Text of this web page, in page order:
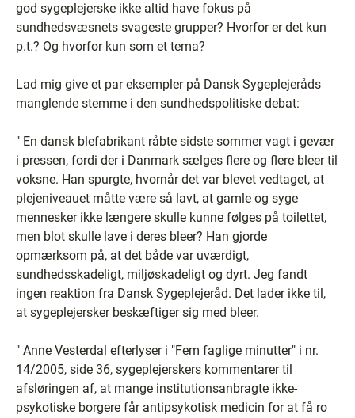
god sygeplejerske ikke altid have fokus på
sundhedsvæsnets svageste grupper? Hvorfor er det kun
p.t.? Og hvorfor kun som et tema?
Lad mig give et par eksempler på Dansk Sygeplejeråds
manglende stemme i den sundhedspolitiske debat:
" En dansk blefabrikant råbte sidste sommer vagt i gevær
i pressen, fordi der i Danmark sælges flere og flere bleer til
voksne. Han spurgte, hvornår det var blevet vedtaget, at
plejeniveauet måtte være så lavt, at gamle og syge
mennesker ikke længere skulle kunne følges på toilettet,
men blot skulle lave i deres bleer? Han gjorde
opmærksom på, at det både var uværdigt,
sundhedsskadeligt, miljøskadeligt og dyrt. Jeg fandt
ingen reaktion fra Dansk Sygeplejeråd. Det lader ikke til,
at sygeplejersker beskæftiger sig med bleer.
" Anne Vesterdal efterlyser i "Fem faglige minutter" i nr.
14/2005, side 36, sygeplejerskers kommentarer til
afsløringen af, at mange institutionsanbragte ikke-
psykotiske borgere får antipsykotisk medicin for at få ro